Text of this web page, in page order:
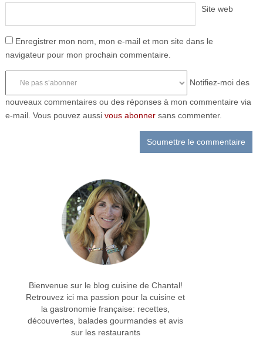
Site web
Enregistrer mon nom, mon e-mail et mon site dans le
navigateur pour mon prochain commentaire.
Notifiez-moi des
nouveaux commentaires ou des réponses à mon commentaire via
e-mail. Vous pouvez aussi vous abonnersans commenter.
Bienvenue sur le blog cuisine de Chantal!
Retrouvez ici ma passion pour la cuisine et
la gastronomie française: recettes,
découvertes, balades gourmandes et avis
sur les restaurants